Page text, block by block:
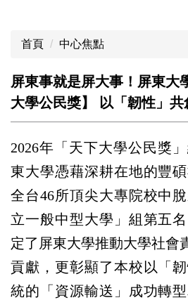
首頁 中心焦點
屏東事就是屏大事！屏東大
大學公民獎】 以「韌性」
2026年「天下大學公民獎
東大學憑藉深耕在地的豐
全台46所頂尖大專院校中
立一般中型大學」組第五
定了屏東大學推動大學社會
貢獻，更彰顯了本校以「
統的「資源輸送」成功轉